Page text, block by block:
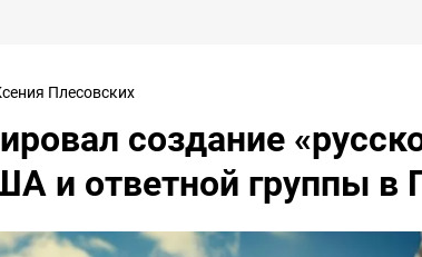
Плесовских
создание
и ответной группы в